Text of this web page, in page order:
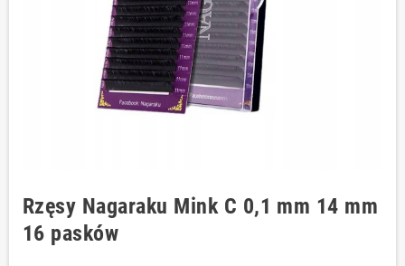
Rzęsy Nagaraku Mink C 0,1 mm 14 mm
16 pasków